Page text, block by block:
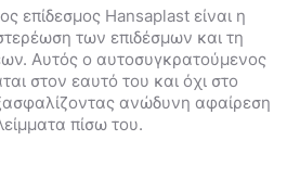
επίδεσμος Hansaplast είναι η
των επιδέσμων και τη
Αυτός ο αυτοσυγκρατούμενος
στον εαυτό του και όχι στο
ανώδυνη αφαίρεση
πίσω του.